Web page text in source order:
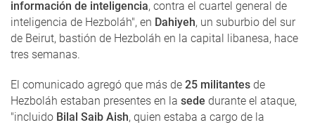
información de inteligencia, contra el cuartel general de
inteligencia de Hezboláh", en Dahiyeh, un suburbio del sur
de Beirut, bastión de Hezboláh en la capital libanesa, hace
tres semanas.
El comunicado agregó que más de 25 militantes de
Hezboláh estaban presentes en la sede durante el ataque,
"incluido Bilal Saib Aish, quien estaba a cargo de la